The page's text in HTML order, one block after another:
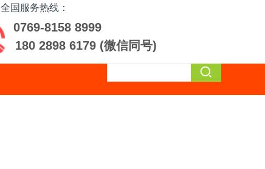
0769-8158 8999
全国服务热线：
180 2898 6179 (微信同号)